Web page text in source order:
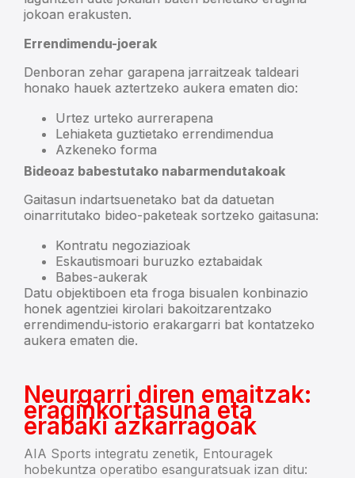
jokoan erakusten.
Errendimendu-joerak
Denboran zehar garapena jarraitzeak taldeari
honako hauek aztertzeko aukera ematen dio:
Urtez urteko aurrerapena
Lehiaketa guztietako errendimendua
Azkeneko forma
Bideoaz babestutako nabarmendutakoak
Gaitasun indartsuenetako bat da datuetan
oinarritutako bideo-paketeak sortzeko gaitasuna:
Kontratu negoziazioak
Eskautismoari buruzko eztabaidak
Babes-aukerak
Datu objektiboen eta froga bisualen konbinazio
honek agentziei kirolari bakoitzarentzako
errendimendu-istorio erakargarri bat kontatzeko
aukera ematen die.
Neurgarri diren emaitzak:
eraginkortasuna eta
erabaki azkarragoak
AIA Sports integratu zenetik, Entouragek
hobekuntza operatibo esanguratsuak izan ditu: